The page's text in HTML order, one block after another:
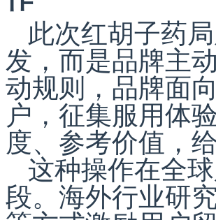
此次红胡子药
发，而是品牌主
动规则，品牌面
户，征集服用体
度、参考价值，
这种操作在全
段。海外行业研